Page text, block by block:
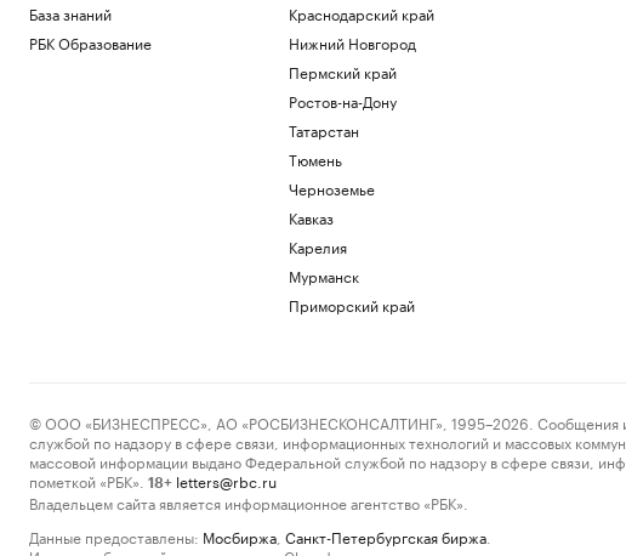
База знаний
РБК Образование
Краснодарский край
Нижний Новгород
Пермский край
Ростов-на-Дону
Татарстан
Тюмень
Черноземье
Кавказ
Карелия
Мурманск
Приморский край
© ООО «БИЗНЕСПРЕСС», АО «РОСБИЗНЕСКОНСАЛТИНГ», 1995–2026. Сообщения и
службой по надзору в сфере связи, информационных технологий и массовых
массовой информации выдано Федеральной службой по надзору в сфере связи,
пометкой «РБК».
18+ letters@rbc.ru
Владельцем сайта является информационное агентство «РБК».
Данные предоставлены: Мосбиржа Санкт-Петербургская биржа